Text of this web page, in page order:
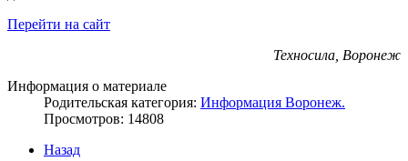
Перейти на сайт
Техносила, Воронеж
Информация о материале
Родительская категория: Информация Воронеж.
Просмотров: 14808
Назад